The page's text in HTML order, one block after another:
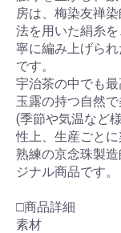
房は、梅染友禅
法を用いた絹糸
寧に編み上げら
です。
宇治茶の中でも最
玉露の持つ自然
(季節や気温など
性上、生産ごと
熟練の京念珠製
ジナル商品です。
□商品詳細
素材